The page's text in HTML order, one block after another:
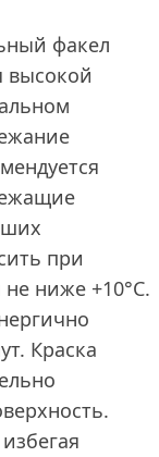
факел
высокой
при
ниже +10°С.
Краска